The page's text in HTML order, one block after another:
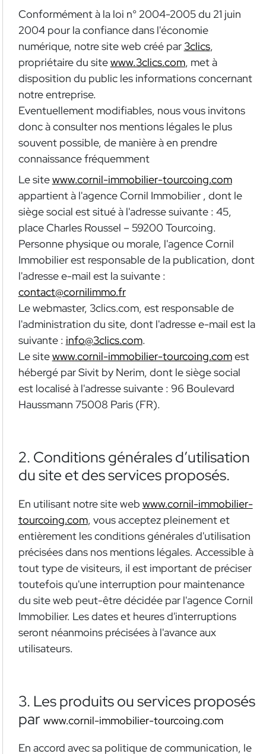
Conformément à la loi n° 2004-2005 du 21 juin
2004 pour la confiance dans l'économie
numérique, notre site web créé par 3clics,
propriétaire du sitewww.3clics.com, met à
disposition du public les informations concernant
notre entreprise.
Eventuellement modifiables, nous vous invitons
donc à consulter nos mentions légales le plus
souvent possible, de manière à en prendre
connaissance fréquemment
Le sitewww.cornil-immobilier-tourcoing.com
appartient à l'agence Cornil Immobilier , dont le
siège social est situé à l'adresse suivante : 45,
place Charles Roussel – 59200 Tourcoing.
Personne physique ou morale, l'agence Cornil
Immobilier est responsable de la publication, dont
l'adresse e-mail est la suivante :
contact@cornilimmo.fr
Le webmaster, 3clics.com, est responsable de
l'administration du site, dont l'adresse e-mail est la
suivante : info@3clics.com.
Le sitewww.cornil-immobilier-tourcoing.comest
hébergé par Sivit by Nerim, dont le siège social
est localisé à l'adresse suivante : 96 Boulevard
Haussmann 75008 Paris (FR).
2. Conditions générales d’utilisation
du site et des services proposés.
En utilisant notre site web www.cornil-immobilier-
tourcoing.com, vous acceptez pleinement et
entièrement les conditions générales d'utilisation
précisées dans nos mentions légales. Accessible à
tout type de visiteurs, il est important de préciser
toutefois qu'une interruption pour maintenance
du site web peut-être décidée par l'agence Cornil
Immobilier. Les dates et heures d'interruptions
seront néanmoins précisées à l'avance aux
utilisateurs.
3. Les produits ou services proposés
par www.cornil-immobilier-tourcoing.com
En accord avec sa politique de communication, le